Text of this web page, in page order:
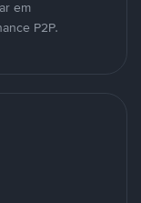
em
P2P.